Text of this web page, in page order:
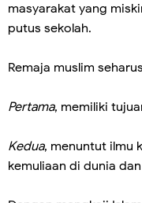
masyarakat yang
putus sekolah.
Remaja muslim
Pertama, memiliki
Kedua, menuntut ilmu
kemuliaan di dunia